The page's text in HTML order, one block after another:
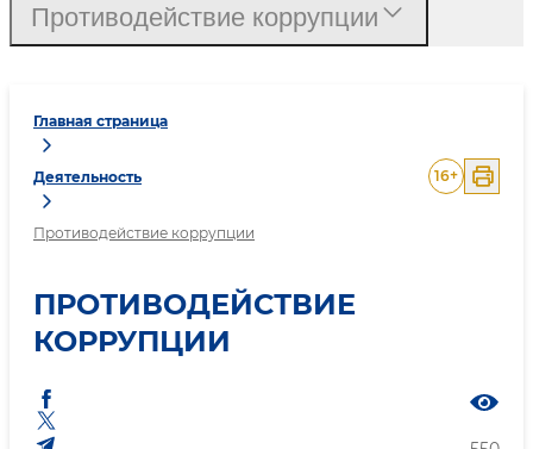
Главная страница
Деятельность
Противодействие коррупции
16+
ПРОТИВОДЕЙСТВИЕ
КОРРУПЦИИ
Противодействие коррупции